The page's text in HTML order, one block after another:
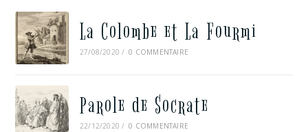
La Colombe et La Fourmi
27/08/2020 / 0 COMMENTAIRE
Parole de Socrate
22/12/2020 / 0 COMMENTAIRE